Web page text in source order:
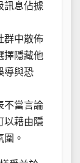
訊息佔據
群中散佈
擇隱藏他
導與恐
不當言論
以藉由隱
。